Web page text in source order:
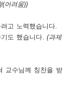
(어려움))
고 노력했습니다.
기도 했습니다.(과제
교수님께 칭찬을 받